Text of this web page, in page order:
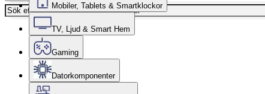
Mobiler, Tablets & Smartklockor
TV, Ljud & Smart Hem
Gaming
Datorkomponenter